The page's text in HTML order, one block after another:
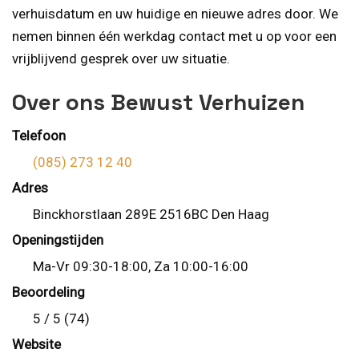
verhuisdatum en uw huidige en nieuwe adres door. We
nemen binnen één werkdag contact met u op voor een
vrijblijvend gesprek over uw situatie.
Over ons Bewust Verhuizen
Telefoon
(085) 273 12 40
Adres
Binckhorstlaan 289E 2516BC Den Haag
Openingstijden
Ma-Vr 09:30-18:00, Za 10:00-16:00
Beoordeling
5 / 5 (74)
Website